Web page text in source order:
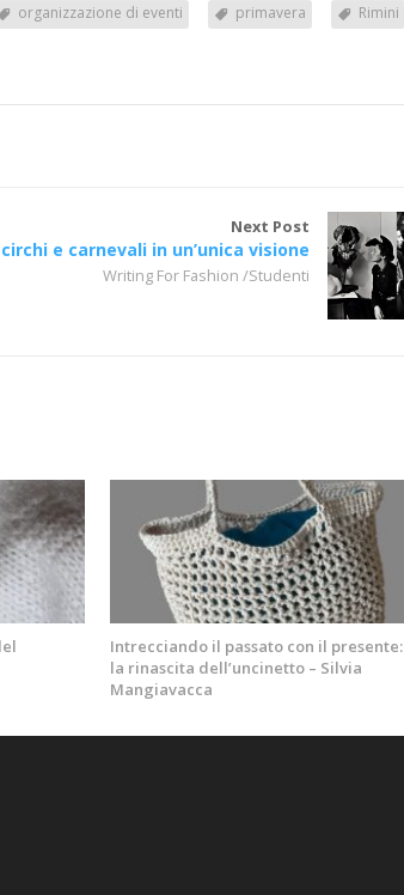
organizzazione di eventi primavera Rimini
Next Post
e carnevali in un’unica visione
Writing For Fashion /Studenti
Intrecciando il passato con il presente:
la rinascita dell’uncinetto – Silvia
Mangiavacca